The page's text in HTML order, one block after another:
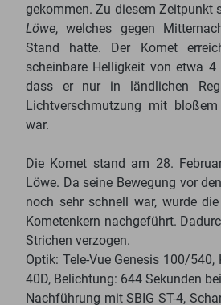
gekommen. Zu diesem Zeitpunkt
Löwe, welches gegen
Stand hatte. Der Komet
scheinbare Helligkeit von etwa 4
dass er nur in ländlichen
Lichtverschmutzung mit
war.
Die Komet stand am 28.
Löwe. Da seine Bewegung vor
noch sehr schnell war, wurde
Kometenkern nachgeführt.
Strichen verzogen.
Optik: Tele-Vue Genesis 100/540,
40D, Belichtung: 644 Sekunden
Nachführung mit SBIG ST-4,